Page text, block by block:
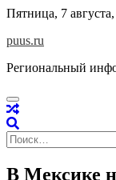
Skip
content
Пятница, 7
puus.ru
Региональный
Найти:
В Мексике